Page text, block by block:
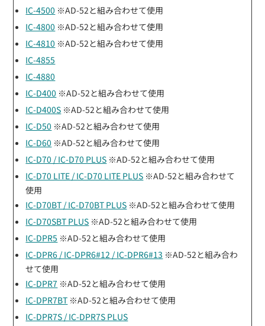
IC-4500 ※AD-52と組み合わせて使用
IC-4800 ※AD-52と組み合わせて使用
IC-4810 ※AD-52と組み合わせて使用
IC-4855
IC-4880
IC-D400 ※AD-52と組み合わせて使用
IC-D400S ※AD-52と組み合わせて使用
IC-D50 ※AD-52と組み合わせて使用
IC-D60 ※AD-52と組み合わせて使用
IC-D70 / IC-D70 PLUS ※AD-52と組み合わせて使用
IC-D70 LITE / IC-D70 LITE PLUS ※AD-52と組み合わせて
使用
IC-D70BT / IC-D70BT PLUS ※AD-52と組み合わせて使用
IC-D70SBT PLUS ※AD-52と組み合わせて使用
IC-DPR5 ※AD-52と組み合わせて使用
IC-DPR6 / IC-DPR6#12 / IC-DPR6#13 ※AD-52と組み合わ
せて使用
IC-DPR7 ※AD-52と組み合わせて使用
IC-DPR7BT ※AD-52と組み合わせて使用
IC-DPR7S / IC-DPR7S PLUS